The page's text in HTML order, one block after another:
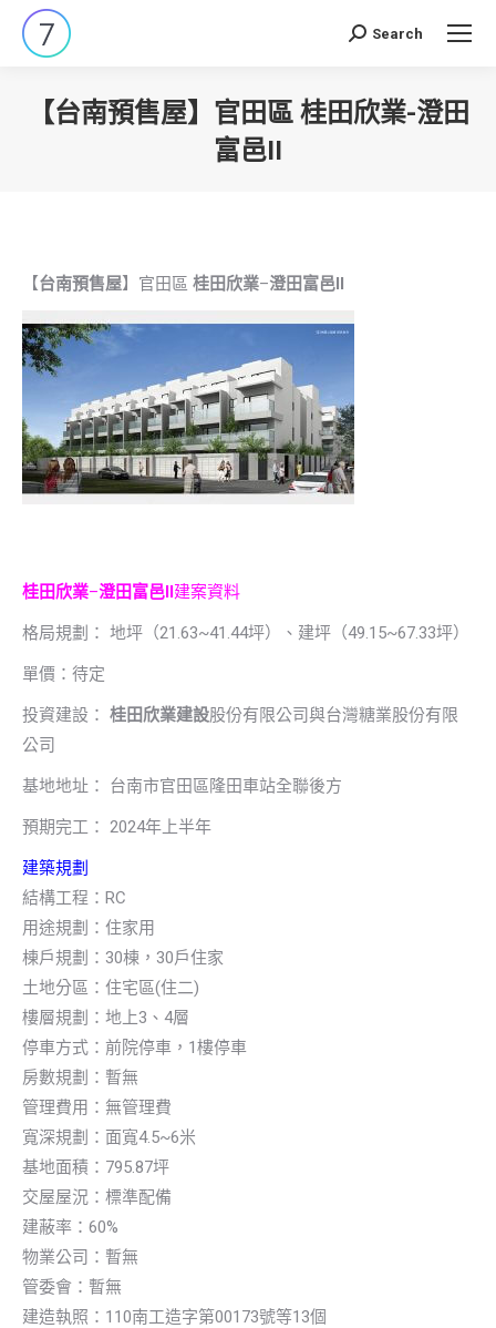
Search:
Search
【台南預售屋】官田區 桂田欣業-澄田
富邑II
【台南預售屋】官田區 桂田欣業–澄田富邑II
桂田欣業–澄田富邑II建案資料
格局規劃： 地坪（21.63~41.44坪）、建坪（49.15~67.33坪）
單價：待定
投資建設： 桂田欣業建設股份有限公司與台灣糖業股份有限
公司
基地地址： 台南市官田區隆田車站全聯後方
預期完工： 2024年上半年
建築規劃
結構工程：RC
用途規劃：住家用
棟戶規劃：30棟，30戶住家
土地分區：住宅區(住二)
樓層規劃：地上3、4層
停車方式：前院停車，1樓停車
房數規劃：暫無
管理費用：無管理費
寬深規劃：面寬4.5~6米
基地面積：795.87坪
交屋屋況：標準配備
建蔽率：60%
物業公司：暫無
管委會：暫無
建造執照：110南工造字第00173號等13個